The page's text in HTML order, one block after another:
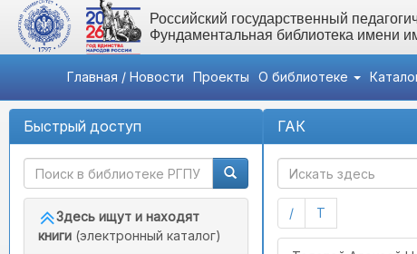
Российский государственный
Фундаментальная библиотека имени
Главная / Новости Проекты О библиотеке
Быстрый доступ
Здесь ищут и находят
книги (электронный каталог)
ГАК
/(current)
Т
0873 Толстой